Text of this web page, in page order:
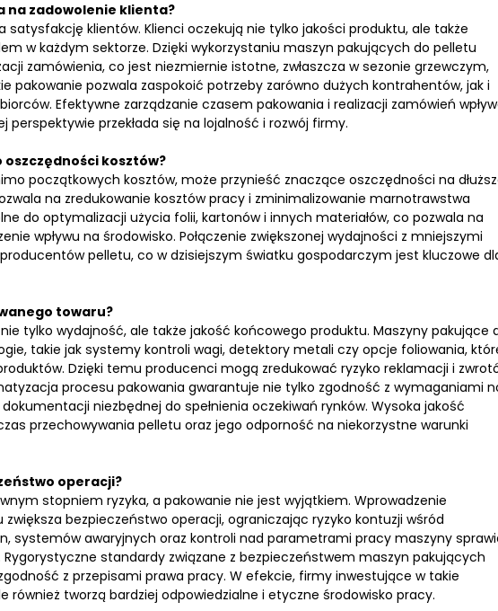
na zadowolenie klienta?
satysfakcję klientów. Klienci oczekują nie tylko jakości produktu, ale także
w każdym sektorze. Dzięki wykorzystaniu maszyn pakujących do pelletu
zamówienia, co jest niezmiernie istotne, zwłaszcza w sezonie grzewczym,
pakowanie pozwala zaspokoić potrzeby zarówno dużych kontrahentów, jak i
Efektywne zarządzanie czasem pakowania i realizacji zamówień
perspektywie przekłada się na lojalność i rozwój firmy.
kosztów?
początkowych kosztów, może przynieść znaczące oszczędności na
na zredukowanie kosztów pracy i zminimalizowanie marnotrawstwa
do optymalizacji użycia folii, kartonów i innych materiałów, co pozwala na
wpływu na środowisko. Połączenie zwiększonej wydajności z mniejszymi
pelletu, co w dzisiejszym światku gospodarczym jest kluczowe
towaru?
tylko wydajność, ale także jakość końcowego produktu. Maszyny pakujące
takie jak systemy kontroli wagi, detektory metali czy opcje foliowania,
Dzięki temu producenci mogą zredukować ryzyko reklamacji i
procesu pakowania gwarantuje nie tylko zgodność z wymaganiami
niezbędnej do spełnienia oczekiwań rynków. Wysoka jakość
przechowywania pelletu oraz jego odporność na niekorzystne warunki
operacji?
stopniem ryzyka, a pakowanie nie jest wyjątkiem. Wprowadzenie
bezpieczeństwo operacji, ograniczając ryzyko kontuzji wśród
systemów awaryjnych oraz kontroli nad parametrami pracy maszyny
standardy związane z bezpieczeństwem maszyn pakujących
z przepisami prawa pracy. W efekcie, firmy inwestujące w takie
również tworzą bardziej odpowiedzialne i etyczne środowisko pracy.